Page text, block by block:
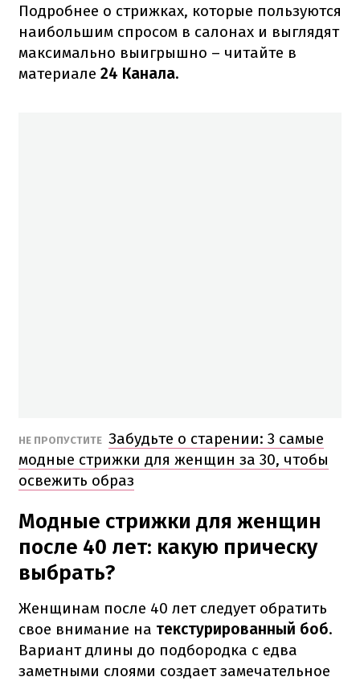
Подробнее о стрижках, которые пользуются
наибольшим спросом в салонах и выглядят
максимально выигрышно – читайте в
материале 24 Канала.
НЕ ПРОПУСТИТЕ Забудьте о старении: 3 самые
модные стрижки для женщин за 30, чтобы
освежить образ
Модные стрижки для женщин
после 40 лет: какую прическу
выбрать?
Женщинам после 40 лет следует обратить
свое внимание на текстурированный боб.
Вариант длины до подбородка с едва
заметными слоями создает замечательное